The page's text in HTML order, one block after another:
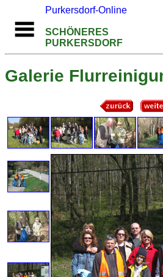
Purkersdorf-Online
SCHÖNERES
PURKERSDORF
Galerie